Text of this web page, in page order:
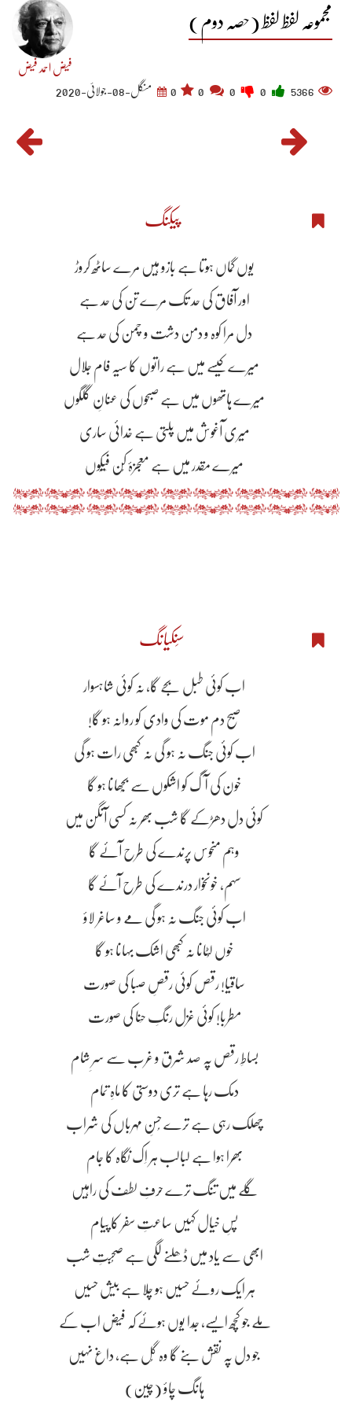
مجموعہ لفظ لفظ (حصہ دوم)
فیض احمد فیض
5366
0 منگل-08-جولائی-2020
پیکنگ
یوں گماں ہوتا ہے بازو ہیں مرے ساٹھ کروڑ
اور آفاق کی حد تک مرے تن کی حد ہے
دل مرا کوہ و دمن دشت و چمن کی حد ہے
میرے کیسے میں ہے راتوں کا سیہ فام جلال
میرے ہاتھوں میں ہے صبحوں کی عنانِ گلگوں
میری آغوش میں پلتی ہے خدائی ساری
میرے مقدر میں ہے معجزۂ کُن فَیَکُوں
سِنکیانگ
اب کوئی طبل بجے گا، نہ کوئی شاہسوار
صبح دم موت کی وادی کو روانہ ہو گا!
اب کوئی جنگ نہ ہو گی نہ کبھی رات ہو گی
خون کی آگ کو اشکوں سے بُجھانا ہو گا
کوئی دل دھڑکے گا شب بھر نہ کسی آنگن میں
وہم منحوس پرندے کی طرح آئے گا
سہم، خونخوار درندے کی طرح آئے گا
اب کوئی جنگ نہ ہو گی مے و ساغر لاؤ
خوں لُٹانا نہ کبھی اشک بہانا ہو گا
ساقیا! رقص کوئی رقصِ صبا کی صورت
مطربا! کوئی غزل رنگِ حِنا کی صورت
بساطِ رقص پہ صد شرق و غرب سے سرِ شام
دمک رہا ہے تری دوستی کا ماہِ تمام
چھلک رہی ہے ترے حُسنِ مہرباں کی شراب
بھرا ہوا ہے لبالب ہر اِک نگاہ کا جام
گلے میں تنگ ترے حرفِ لطف کی راہیں
پسِ خیال کہیں ساعتِ سفر کا پیام
ابھی سے یاد میں ڈھلنے لگی ہے صُحبتِ شب
ہر ایک روئے حسیں ہو چلا ہے بیش حسیں
ملے جو کچھ ایسے، جُدا یوں ہوئے کہ فیض اب کے
جو دل پہ نقش بنے گا وہ گُل ہے، داغ نہیں
ہانگ چاؤ (چین)